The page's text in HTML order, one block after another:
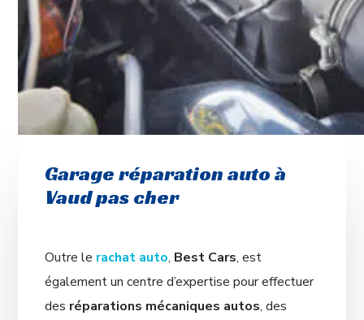
Garage réparation auto à
Vaud pas cher
Outre le rachat auto, Best Cars, est
également un centre d’expertise pour effectuer
des réparations mécaniques autos, des